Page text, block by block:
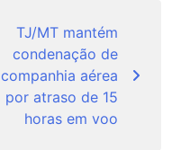
TJ/MT mantém
condenação de
companhia aérea
por atraso de 15
horas em voo